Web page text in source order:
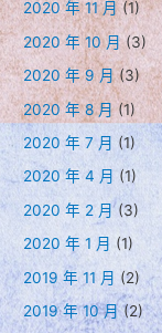
2020 年 11 月(1)
2020 年 10 月(3)
2020 年 9 月(3)
2020 年 8 月(1)
2020 年 7 月 (1)
2020 年 4 月 (1)
2020 年 2 月(3)
2020 年 1 月 (1)
2019 年 11 月 (2)
2019 年 10 月(2)